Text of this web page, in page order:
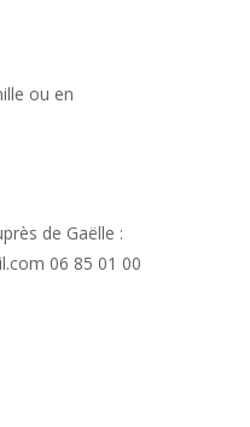
ou en
de Gaëlle :
06 85 01 00